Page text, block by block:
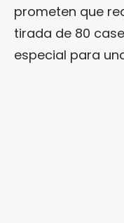
prometen que
tirada de 80
especial para